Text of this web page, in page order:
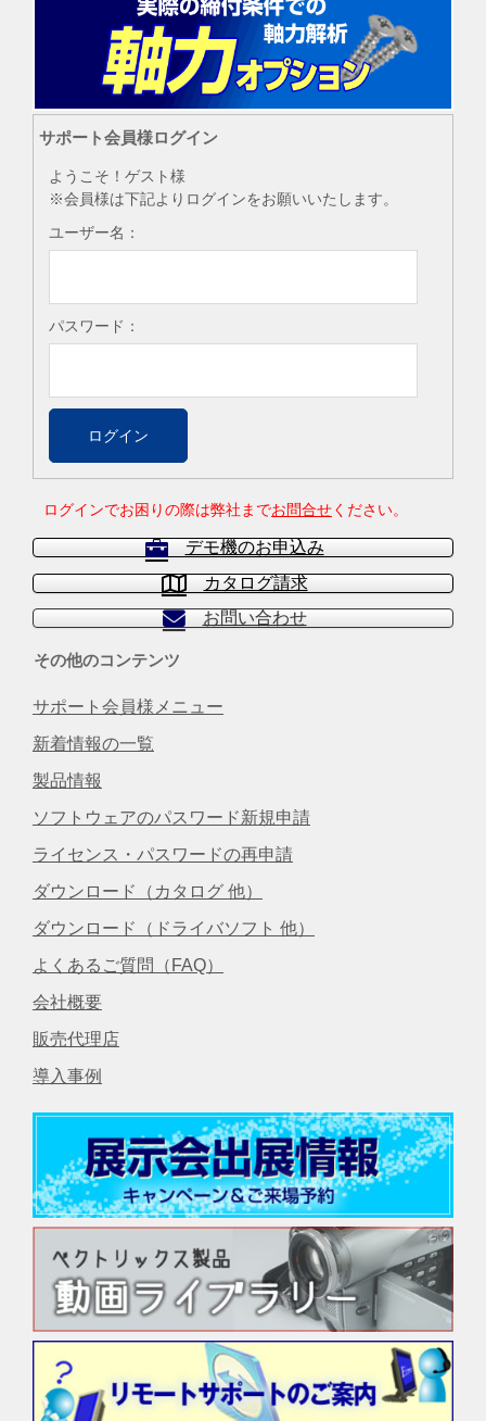
サポート会員様ログイン
ようこそ！ゲスト様
※会員様は下記よりログインをお願いいたします。
ユーザー名：
パスワード：
ログインでお困りの際は弊社までお問合せください。
デモ機のお申込み
カタログ請求
お問い合わせ
その他のコンテンツ
サポート会員様メニュー
新着情報の一覧
製品情報
ソフトウェアのパスワード新規申請
ライセンス・パスワードの再申請
ダウンロード（カタログ 他）
ダウンロード（ドライバソフト 他）
よくあるご質問（FAQ）
会社概要
販売代理店
導入事例